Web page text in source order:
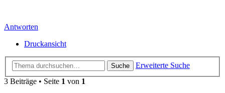
Antworten
Druckansicht
Suche
Erweiterte Suche
3 Beiträge • Seite 1 von 1